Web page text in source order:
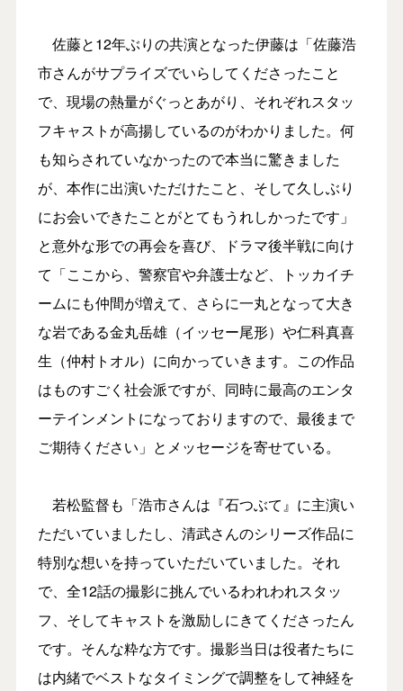
佐藤と12年ぶりの共演となった伊藤は「佐藤浩
市さんがサプライズでいらしてくださったこと
で、現場の熱量がぐっとあがり、それぞれスタッ
フキャストが高揚しているのがわかりました。何
も知らされていなかったので本当に驚きました
が、本作に出演いただけたこと、そして久しぶり
にお会いできたことがとてもうれしかったです」
と意外な形での再会を喜び、ドラマ後半戦に向け
て「ここから、警察官や弁護士など、トッカイチ
ームにも仲間が増えて、さらに一丸となって大き
な岩である金丸岳雄（イッセー尾形）や仁科真喜
生（仲村トオル）に向かっていきます。この作品
はものすごく社会派ですが、同時に最高のエンタ
ーテインメントになっておりますので、最後まで
ご期待ください」とメッセージを寄せている。
若松監督も「浩市さんは『石つぶて』に主演い
ただいていましたし、清武さんのシリーズ作品に
特別な想いを持っていただいていました。それ
で、全12話の撮影に挑んでいるわれわれスタッ
フ、そしてキャストを激励しにきてくださったん
です。そんな粋な方です。撮影当日は役者たちに
は内緒でベストなタイミングで調整をして神経を